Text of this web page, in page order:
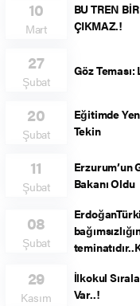
10
Mart
BU TREN
ÇIKMAZ.!
27
Şubat
Göz
20
Şubat
Eğitimde
Tekin
11
Şubat
Erzurum’un
Bakanı Oldu
08
Şubat
29
Kasım
İlkokul
Var..!